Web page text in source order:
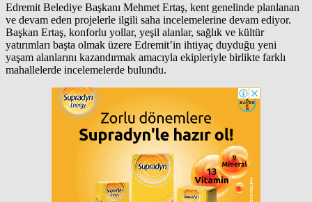
Edremit Belediye Başkanı Mehmet Ertaş, kent genelinde planlanan
ve devam eden projelerle ilgili saha incelemelerine devam ediyor.
Başkan Ertaş, konforlu yollar, yeşil alanlar, sağlık ve kültür
yatırımları başta olmak üzere Edremit’in ihtiyaç duyduğu yeni
yaşam alanlarını kazandırmak amacıyla ekipleriyle birlikte farklı
mahallelerde incelemelerde bulundu.